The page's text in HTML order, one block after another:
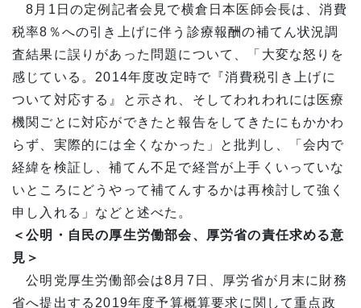
8月1日の定例記者会見で横倉日本医師会長は、消費
税率8％への引き上げに伴う診療報酬の補てん状況調
査結果に誤りがあった問題について、「大変な怒りを
感じている。2014年度改定時で『消費税引き上げに
ついて対応する』と示され、そしてわれわれには医療
機関ごとに対応ができたと報告をしてきたにもかかわ
らず、実際的には全くなかった」と批判し、「会内で
経緯を検証し、補てん不足で経営が上手くいっていな
いところにどうやって補てんするかは再検討して強く
申し入れる」などと述べた。
＜公明・自民の厚生労働部会、厚労省の責任求める意
見＞
公明党厚生労働部会は8月7日、厚労省が月末に財務
省へ提出する2019年度予算概算要求に関して重点政